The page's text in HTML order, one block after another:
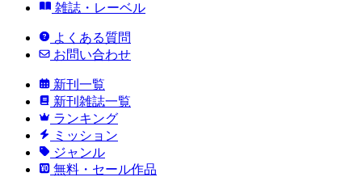
雑誌・レーベル
よくある質問
お問い合わせ
新刊一覧
新刊雑誌一覧
ランキング
ミッション
ジャンル
無料・セール作品